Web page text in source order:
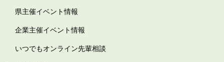
県主催イベント情報
企業主催イベント情報
いつでもオンライン先輩相談